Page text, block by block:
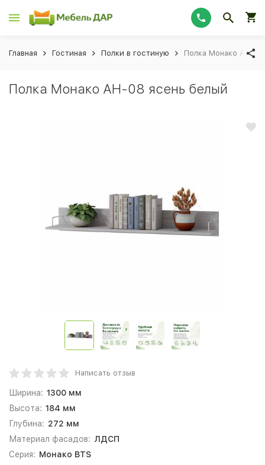
Главная Гостиная Полки в гостиную Полка Монако АН-08
Полка Монако АН-08 ясень белый
Написать отзыв
Ширина: 1300 мм
Высота: 184 мм
Глубина: 272 мм
Материал фасадов: ЛДСП
Серия: Монако BTS